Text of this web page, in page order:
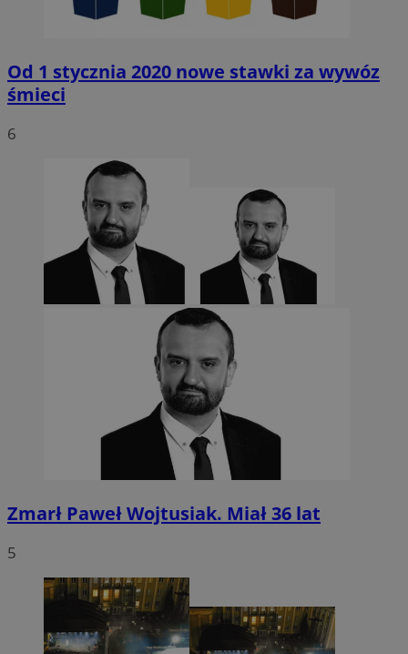
Od 1 stycznia 2020 nowe stawki za wywóz
śmieci
6
Zmarł Paweł Wojtusiak. Miał 36 lat
5
Provider/
MvSessID
euds .rfihub.com
VISITOR_PRIVACY_METADATA